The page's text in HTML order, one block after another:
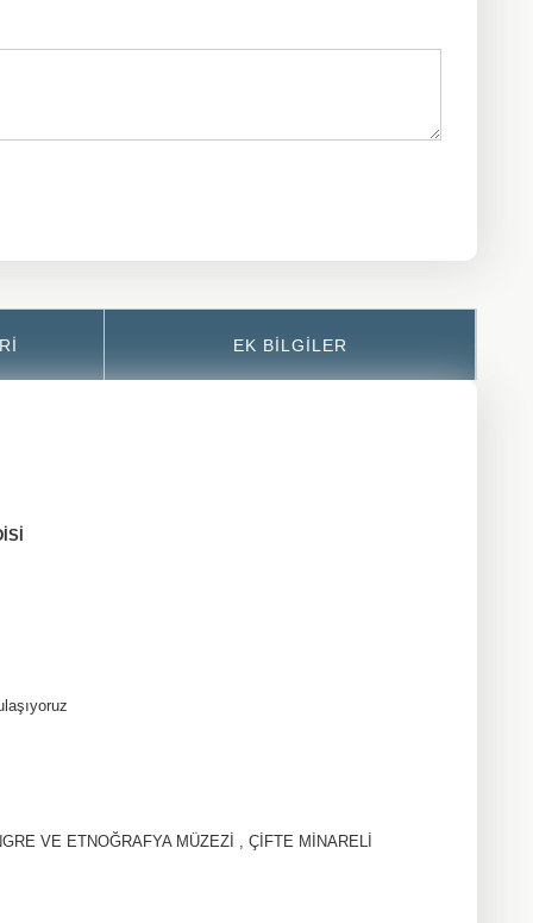
EK BILGILER
VE ETNOĞRAFYA MÜZEZİ , ÇİFTE MİNARELİ